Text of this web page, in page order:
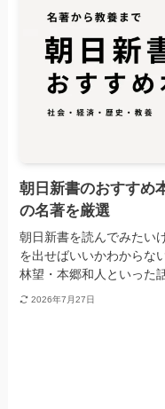
朝日新書のおすすめ
の名著を厳選
朝日新書を読んでみたい
を出せばいいかわからな
林望・本郷和人といった
2026年7月27日